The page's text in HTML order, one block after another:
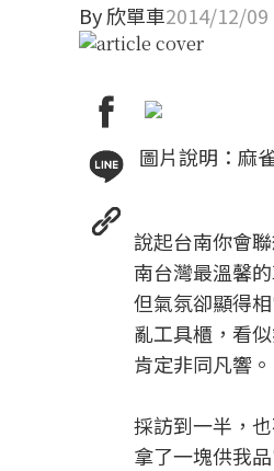
By欣單車2014/12/09
圖片說明：麻
說起台南你會
南台灣最溫馨
但氣氛卻顯得
亂工具櫃，看
肯定非同凡響。
採訪到一半，
拿了一塊供我